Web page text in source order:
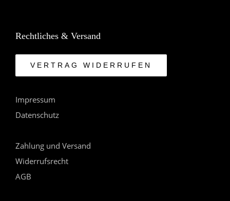
Rechtliches & Versand
VERTRAG WIDERRUFEN
Impressum
Datenschutz
Zahlung und Versand
Widerrufsrecht
AGB